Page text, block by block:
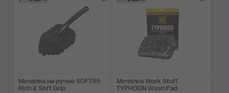
Мочалка на ручке SOFT99
Rich & Soft Grip
Мочалка Work Stuff
TYPHOON Wash Pad